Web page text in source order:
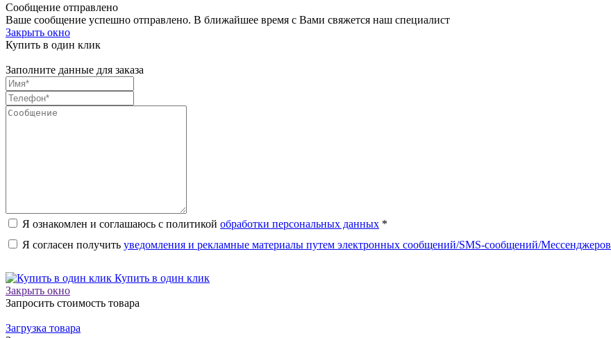
Сообщение отправлено
Ваше сообщение успешно отправлено. В ближайшее время с Вами свяжется наш специалист
Закрыть окно
Купить в один клик
Заполните данные для заказа
Я ознакомлен и соглашаюсь с политикой обработки персональных данных *
Я согласен получить уведомления и рекламные материалы путем электронных сообщений/SMS-сообщений/Мессенджеров
Купить в один клик
Закрыть окно
Запросить стоимость товара
Загрузка товара